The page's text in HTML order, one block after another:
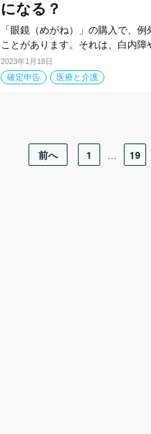
になる？
「眼鏡（めがね）」の購入で、
ことがあります。それは、白内
2023年1月18日
確定申告 医療と介護
前へ 1 19